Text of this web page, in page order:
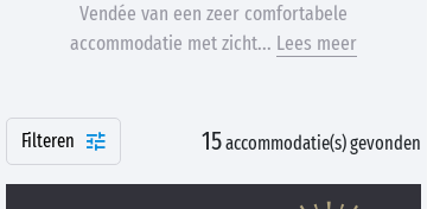
Vendée van een zeer comfortabele
accommodatie met zicht... Lees meer
Filteren 15accommodatie(s) gevonden